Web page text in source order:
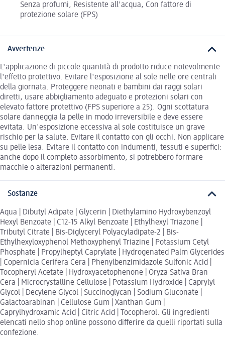
Senza profumi, Resistente all'acqua, Con fattore di
protezione solare (FPS)
Avvertenze
L'applicazione di piccole quantità di prodotto riduce notevolmente
l'effetto protettivo. Evitare l'esposizione al sole nelle ore centrali
della giornata. Proteggere neonati e bambini dai raggi solari
diretti, usare abbigliamento adeguato e protezioni solari con
elevato fattore protettivo (FPS superiore a 25). Ogni scottatura
solare danneggia la pelle in modo irreversibile e deve essere
evitata. Un'esposizione eccessiva al sole costituisce un grave
rischio per la salute. Evitare il contatto con gli occhi. Non applicare
su pelle lesa. Evitare il contatto con indumenti, tessuti e superfici:
anche dopo il completo assorbimento, si potrebbero formare
macchie o alterazioni permanenti.
Sostanze
Aqua | Dibutyl Adipate | Glycerin | Diethylamino Hydroxybenzoyl
Hexyl Benzoate | C12-15 Alkyl Benzoate | Ethylhexyl Triazone |
Tributyl Citrate | Bis-Diglyceryl Polyacyladipate-2 | Bis-
Ethylhexyloxyphenol Methoxyphenyl Triazine | Potassium Cetyl
Phosphate | Propylheptyl Caprylate | Hydrogenated Palm Glycerides
| Copernicia Cerifera Cera | Phenylbenzimidazole Sulfonic Acid |
Tocopheryl Acetate | Hydroxyacetophenone | Oryza Sativa Bran
Cera | Microcrystalline Cellulose | Potassium Hydroxide | Caprylyl
Glycol | Decylene Glycol | Succinoglycan | Sodium Gluconate |
Galactoarabinan | Cellulose Gum | Xanthan Gum |
Caprylhydroxamic Acid | Citric Acid | Tocopherol. Gli ingredienti
elencati nello shop online possono differire da quelli riportati sulla
confezione.